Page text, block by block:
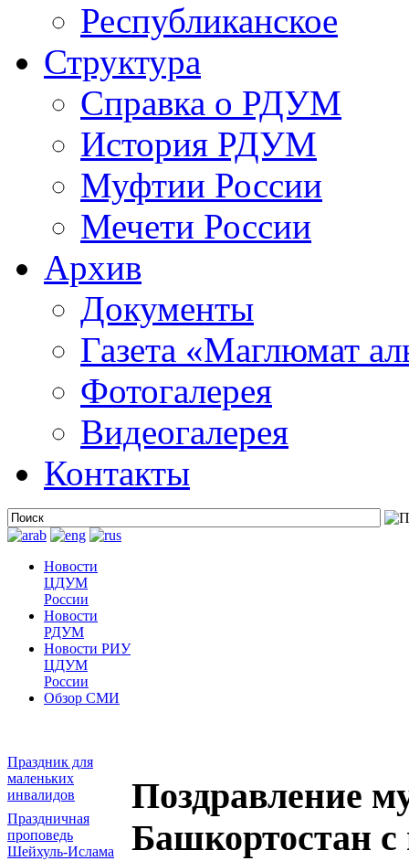
Республиканское
Структура
Справка о РДУМ
История РДУМ
Муфтии России
Мечети России
Архив
Документы
Газета «Маглюмат
Фотогалерея
Видеогалерея
Контакты
Новости
ЦДУМ
России
Новости
РДУМ
Новости РИУ
ЦДУМ
России
Обзор СМИ
Праздник для
маленьких
инвалидов
Праздничная
проповедь
Шейхуль-Ислама
Поздравление
Башкортостан с